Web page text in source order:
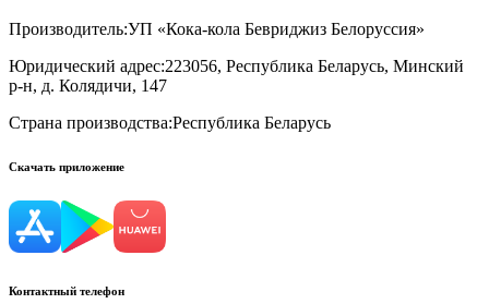
Производитель:УП «Кока-кола Бевриджиз Белоруссия»
Юридический адрес:223056, Республика Беларусь, Минский
р-н, д. Колядичи, 147
Страна производства:Республика Беларусь
Скачать приложение
Контактный телефон